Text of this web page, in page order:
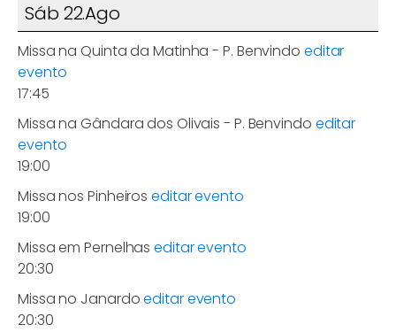
Sáb 22.Ago
Missa na Quinta da Matinha - P. Benvindo editar
evento
17:45
Missa na Gândara dos Olivais - P. Benvindo editar
evento
19:00
Missa nos Pinheiros editar evento
19:00
Missa em Pernelhas editar evento
20:30
Missa no Janardoeditar evento
20:30